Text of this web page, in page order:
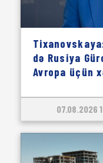
də Rusiya
Avropa üçün
07.08.2026